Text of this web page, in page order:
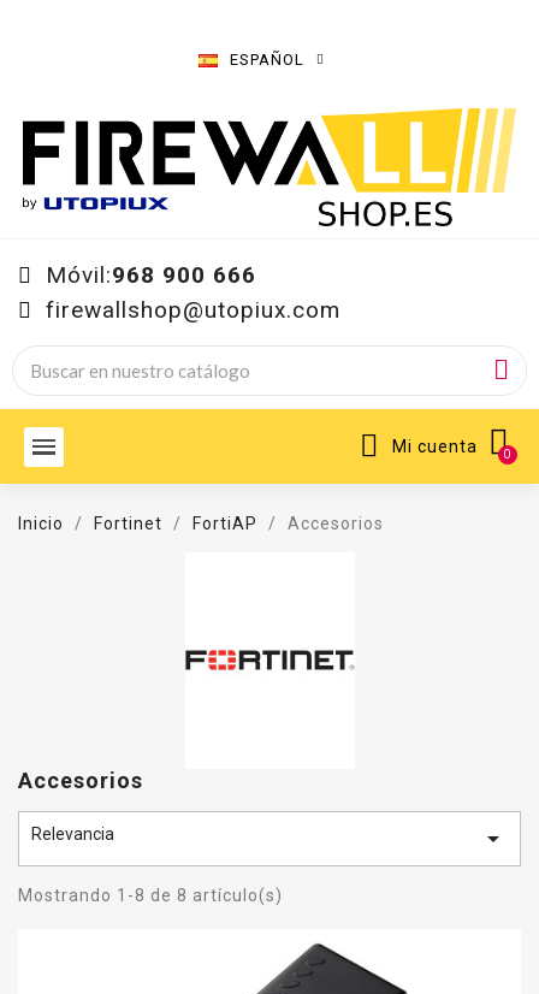
ESPAÑOL
Móvil:968 900 666
firewallshop@utopiux.com
Mi cuenta
Inicio Fortinet FortiAP Accesorios
Accesorios
Relevancia 
Mostrando 1-8 de 8 artículo(s)